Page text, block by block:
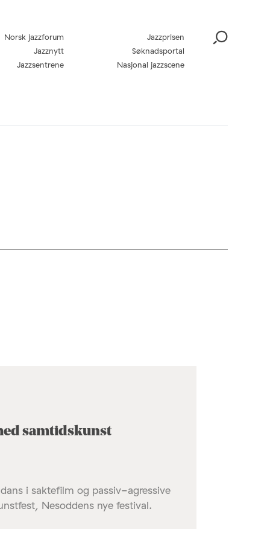
Norsk jazzforum
Jazzprisen
Jazznytt
Søknadsportal
Jazzsentrene
Nasjonal jazzscene
samtidskunst
i saktefilm og passiv-agressive
Nesoddens nye festival.